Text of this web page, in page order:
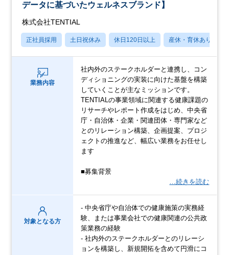
データに基づいたウェルネスブランド】
株式会社TENTIAL
正社員採用 土日祝休み 休日120日以上 産休・育休あり
業務内容
社内外のステークホルダーと連携し、コン
ディショニングの実装に向けた基盤を構築
していくことが主なミッションです。
TENTIALの事業領域に関連する健康課題の
リサーチやレポート作成をはじめ、中央省
庁・自治体・企業・関連団体・専門家など
とのリレーション構築、企画提案、プロジ
ェクトの推進など、幅広い業務をお任せし
ます
■募集背景
…続きを読む
対象となる方
- 中央省庁や自治体での健康施策の実務経
験、または事業会社での健康関連の公共政
策業務の経験
- 社内外のステークホルダーとのリレーシ
ョンを構築し、新規開拓を含めて円滑にコ